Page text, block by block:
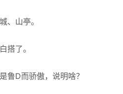
、山亭。
搭了。
鲁D而骄傲，说明啥？